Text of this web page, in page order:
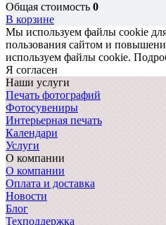
Общая стоимость 0
В корзине
Мы используем файлы cookie
пользования сайтом и
используем файлы cookie.
Я согласен
Наши услуги
Печать фотографий
Фотосувениры
Интерьерная печать
Календари
Услуги
О компании
О компании
Оплата и доставка
Новости
Блог
Техподдержка